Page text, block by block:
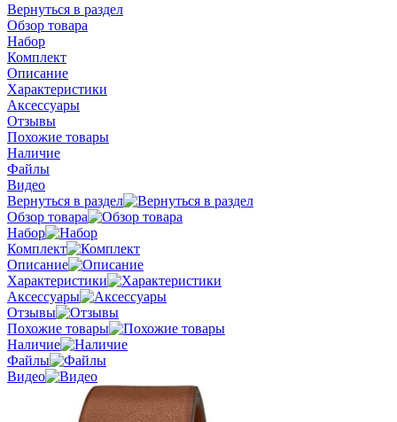
Вернуться в раздел
Обзор товара
Набор
Комплект
Описание
Характеристики
Аксессуары
Отзывы
Похожие товары
Наличие
Файлы
Видео
Вернуться в раздел
Обзор товара
Набор
Комплект
Описание
Характеристики
Аксессуары
Отзывы
Похожие товары
Наличие
Файлы
Видео